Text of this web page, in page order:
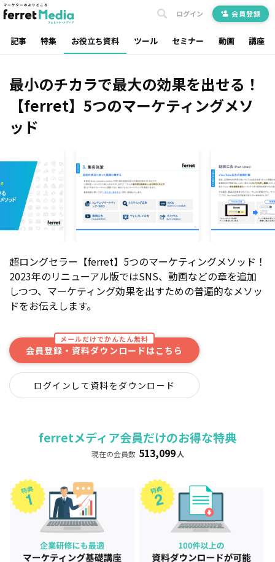
記事 特集 お役立ち資料 ツール セミナー 動画 講座
ログイン 会員登録
最小のチカラで最大の効果を出せる！
【ferret】5つのマーケティングメソ
ッド
超ロングセラー【ferret】5つのマーケティングメソッド！
2023年のリニューアル版ではSNS、動画などの章を追加
しつつ、マーケティング効果を出すための普遍的なメソッ
ドをお伝えします。
メールだけでかんたん無料
会員登録・資料ダウンロードはこちら
ログインして資料をダウンロード
ferretメディア会員だけのお得な特典
現在の会員数 513,099 人